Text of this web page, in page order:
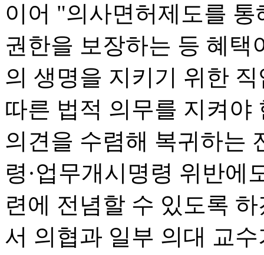
이어 "의사면허제도를
권한을 보장하는 등 혜택
의 생명을 지키기 위한
따른 법적 의무를 지켜
의견을 수렴해 복귀하는
령·업무개시명령 위반에
련에 전념할 수 있도록
서 의협과 일부 의대 교